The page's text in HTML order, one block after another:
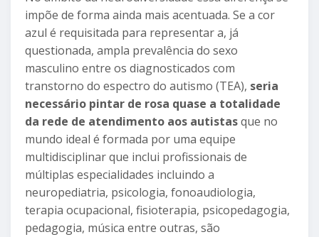
impõe de forma ainda mais acentuada. Se a cor
azul é requisitada para representar a, já
questionada, ampla prevalência do sexo
masculino entre os diagnosticados com
transtorno do espectro do autismo (TEA), seria
necessário pintar de rosa quase a totalidade
da rede de atendimento aos autistasque no
mundo ideal é formada por uma equipe
multidisciplinar que inclui profissionais de
múltiplas especialidades incluindo a
neuropediatria, psicologia, fonoaudiologia,
terapia ocupacional, fisioterapia, psicopedagogia,
pedagogia, música entre outras, são